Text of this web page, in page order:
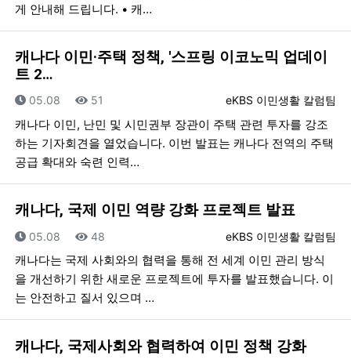
게 안내해 드립니다. • 캐…
캐나다 이민·주택 정책, '스프링 이코노믹 업데이
트 2…
등록자
eKBS 이민생활 칼럼팀
등록일
05.08 조회
51
캐나다 이민, 난민 및 시민권부 장관이 주택 관련 투자를 강조
하는 기자회견을 열었습니다. 이번 발표는 캐나다 전역의 주택
공급 확대와 숙련 인력…
캐나다, 국제 이민 역량 강화 프로젝트 발표
등록자
eKBS 이민생활 칼럼팀
등록일
05.08 조회
48
캐나다는 국제 사회와의 협력을 통해 전 세계 이민 관리 방식
을 개선하기 위한 새로운 프로젝트에 투자를 발표했습니다. 이
는 안전하고 질서 있으며 …
캐나다, 국제사회와 협력하여 이민 정책 강화